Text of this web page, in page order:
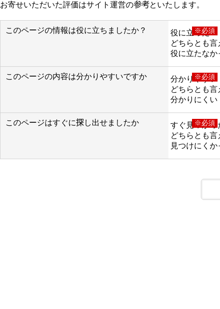
お寄せいただいた評価はサイト運営の参考といたします。
このページの情報は役に立ちましたか？ ※必須
役に立った
どちらとも言
役に立たなか
このページの内容は分かりやすいですか ※必須
分かりやすい
どちらとも言
分かりにくい
このページはすぐに探し出せましたか ※必須
すぐ見つかっ
どちらとも言
見つけにくか